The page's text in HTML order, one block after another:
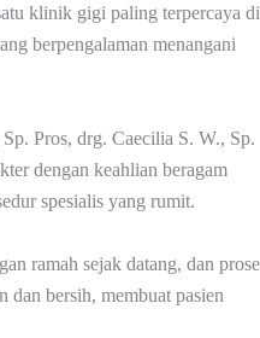
klinik gigi paling terpercaya di
berpengalaman menangani
Pros, drg. Caecilia S. W., Sp.
dengan keahlian beragam
spesialis yang rumit.
ramah sejak datang, dan
dan bersih, membuat pasien